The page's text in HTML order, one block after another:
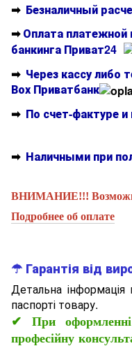
➡ Безналичный
➡Оплата платежной
банкинга Приват24
➡ Через кассу либо
Вох Приватбанк
➡ По счет-фактуре
➡ Наличными при
ВНИМАНИЕ!!!
Подробнее об оплате
☂ Гарантія від
Детальна інформація
паспорті товару.
✔ При
професійну